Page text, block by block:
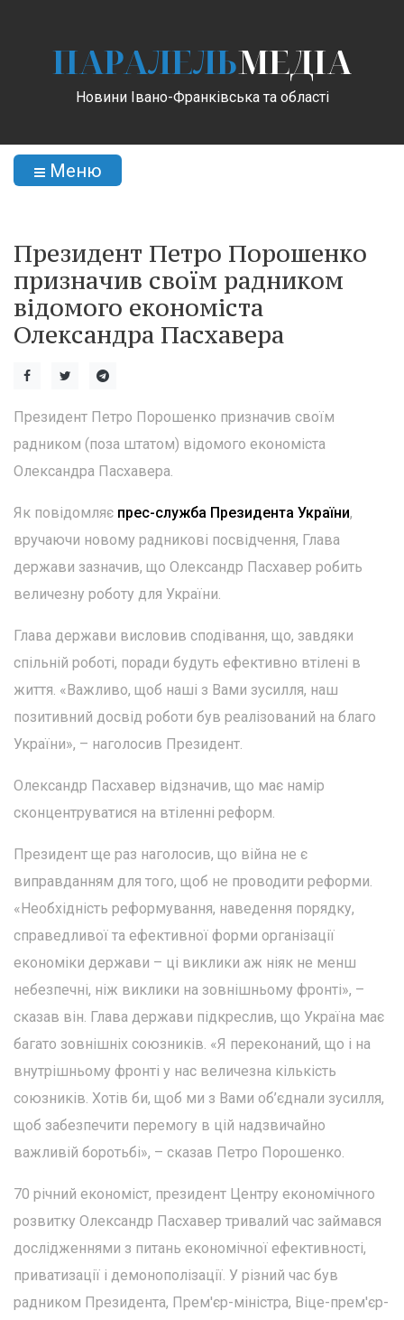
ПАРАЛЕЛЬМЕДІА
Новини Івано-Франківська та області
Меню
Президент Петро Порошенко
призначив своїм радником
відомого економіста
Олександра Пасхавера
Президент Петро Порошенко призначив своїм
радником (поза штатом) відомого економіста
Олександра Пасхавера.
Як повідомляє прес-служба Президента України,
вручаючи новому радникові посвідчення, Глава
держави зазначив, що Олександр Пасхавер робить
величезну роботу для України.
Глава держави висловив сподівання, що, завдяки
спільній роботі, поради будуть ефективно втілені в
життя. «Важливо, щоб наші з Вами зусилля, наш
позитивний досвід роботи був реалізований на благо
України», – наголосив Президент.
Олександр Пасхавер відзначив, що має намір
сконцентруватися на втіленні реформ.
Президент ще раз наголосив, що війна не є
виправданням для того, щоб не проводити реформи.
«Необхідність реформування, наведення порядку,
справедливої та ефективної форми організації
економіки держави – ці виклики аж ніяк не менш
небезпечні, ніж виклики на зовнішньому фронті», –
сказав він. Глава держави підкреслив, що Україна має
багато зовнішніх союзників. «Я переконаний, що і на
внутрішньому фронті у нас величезна кількість
союзників. Хотів би, щоб ми з Вами об’єднали зусилля,
щоб забезпечити перемогу в цій надзвичайно
важливій боротьбі», – сказав Петро Порошенко.
70 річний економіст, президент Центру економічного
розвитку Олександр Пасхавер тривалий час займався
дослідженнями з питань економічної ефективності,
приватизації і демонополізації. У різний час був
радником Президента, Прем'єр-міністра, Віце-прем'єр-